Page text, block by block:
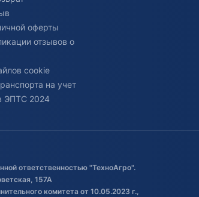
оферты
отзывов о
cookie
на учет
ЭПТС 2024
ответственностью "ТехноАгро".
157А
комитета от 10.05.2023 г.,